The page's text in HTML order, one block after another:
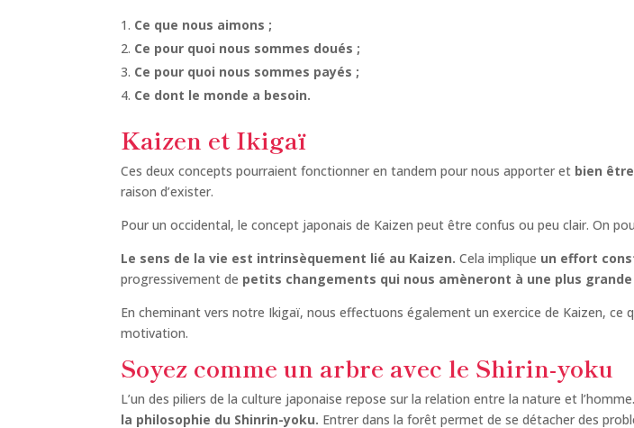
Ce que nous aimons ;
Ce pour quoi nous sommes doués ;
Ce pour quoi nous sommes payés ;
Ce dont le monde a besoin.
Kaizen et Ikigaï
Ces deux concepts pourraient fonctionner en tandem pour nous apporter et bien
raison d’exister.
Pour un occidental, le concept japonais de Kaizen peut être confus ou peu clair. On
Le sens de la vie est intrinsèquement lié au Kaizen. Cela implique un effort
progressivement de petits changements qui nous amèneront à une plus
En cheminant vers notre Ikigaï, nous effectuons également un exercice de Kaizen,
motivation.
Soyez comme un arbre avec le Shirin-yoku
L’un des piliers de la culture japonaise repose sur la relation entre la nature et l’homme.
la philosophie du Shinrin-yoku. Entrer dans la forêt permet de se détacher des